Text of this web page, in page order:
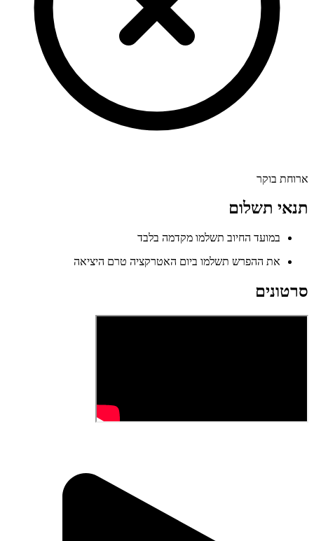
ארוחת בוקר
תנאי תשלום
במועד החיוב תשלמו מקדמה בלבד
את ההפרש תשלמו ביום האטרקציה טרם היציאה
סרטונים